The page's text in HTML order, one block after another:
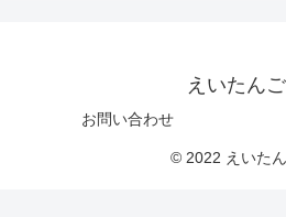
えいたん
お問い合わせ
© 2022 えいたん